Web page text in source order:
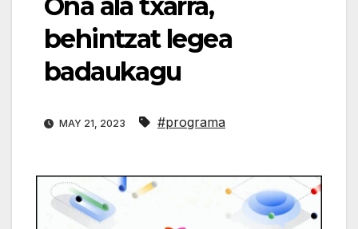
Ona ala txarra,
behintzat legea
badaukagu
MAY 21, 2023 #programa